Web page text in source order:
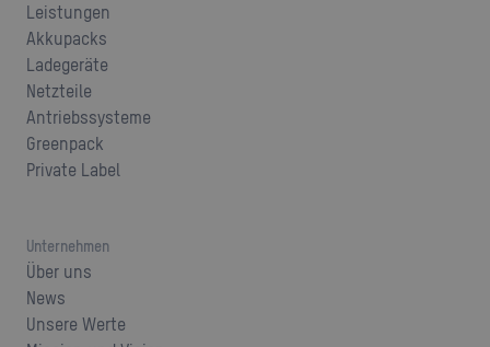
Leistungen
Akkupacks
Ladegeräte
Netzteile
Antriebssysteme
Greenpack
Private Label
Unternehmen
Über uns
News
Unsere Werte